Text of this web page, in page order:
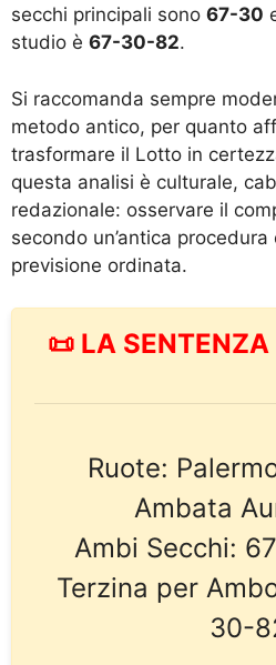
secchi principali sono 67-30
studio è 67-30-82.
Si raccomanda sempre
metodo antico, per quanto
trasformare il Lotto in
questa analisi è culturale,
redazionale: osservare il
secondo un’antica
previsione ordinata.
📜 LA SENTENZA
Ruote:
Ambata
Ambi Secchi:
Terzina per
30-